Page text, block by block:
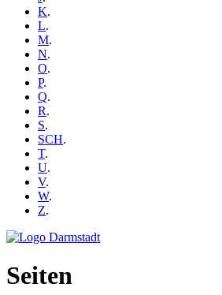
K.
L.
M.
N.
O.
P.
Q.
R.
S.
SCH.
T.
U.
V.
W.
Z.
Seiten